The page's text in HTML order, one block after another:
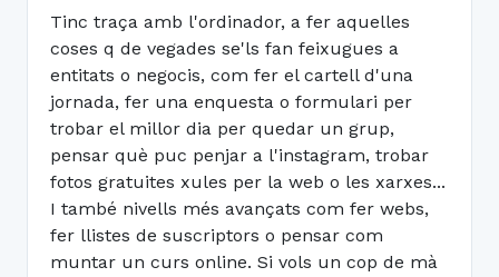
Tinc traça amb l'ordinador, a fer aquelles
coses q de vegades se'ls fan feixugues a
entitats o negocis, com fer el cartell d'una
jornada, fer una enquesta o formulari per
trobar el millor dia per quedar un grup,
pensar què puc penjar a l'instagram, trobar
fotos gratuites xules per la web o les xarxes...
I també nivells més avançats com fer webs,
fer llistes de suscriptors o pensar com
muntar un curs online. Si vols un cop de mà